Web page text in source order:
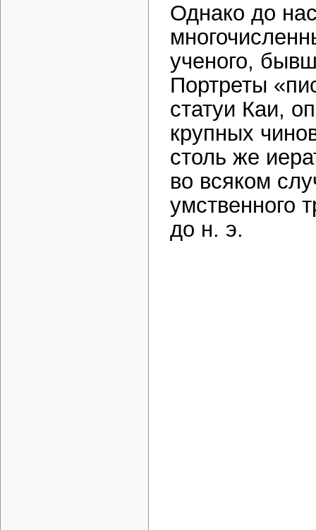
Однако до
ученого,
Портреты
статуи Каи,
крупных
столь же
во всяком
умственного
до н. э.